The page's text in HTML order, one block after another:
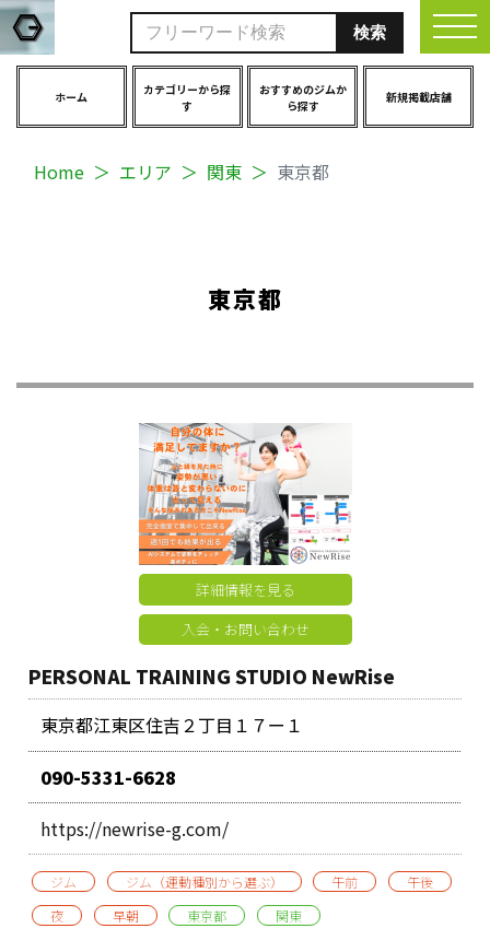
ホーム
カテゴリーから探
す
おすすめのジムか
ら探す
新規掲載店舗
Home エリア 関東 東京都
東京都
詳細情報を見る
入会・お問い合わせ
PERSONAL TRAINING STUDIO NewRise
東京都江東区住吉２丁目１７ー１
090-5331-6628
https://newrise-g.com/
ジム ジム（運動種別から選ぶ） 午前
午後
夜
早朝 東京都 関東